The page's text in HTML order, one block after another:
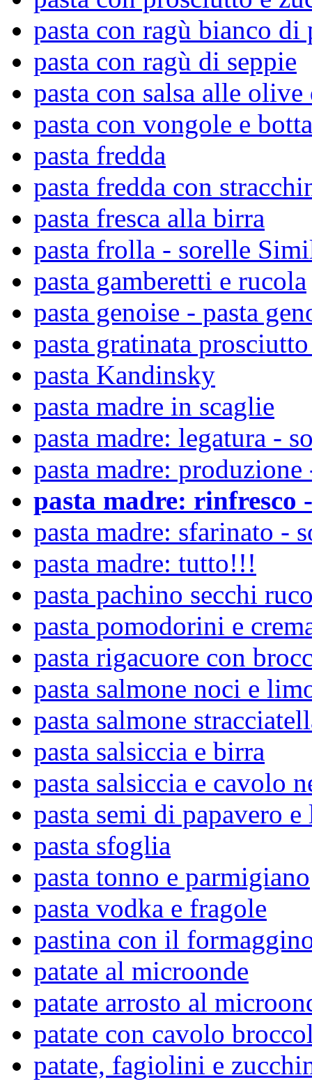
pasta con ragù bianco di
pasta con ragù di seppie
pasta con salsa alle
pasta con vongole e
pasta fredda
pasta fredda con
pasta fresca alla birra
pasta frolla - sorelle
pasta gamberetti e rucola
pasta genoise - pasta
pasta gratinata
pasta Kandinsky
pasta madre in scaglie
pasta madre: legatura -
pasta madre:
pasta madre: rinfresco
pasta madre: sfarinato -
pasta madre: tutto!!!
pasta pachino secchi
pasta pomodorini e
pasta rigacuore con
pasta salmone noci e
pasta salmone
pasta salsiccia e birra
pasta salsiccia e cavolo
pasta semi di papavero
pasta sfoglia
pasta tonno e parmigiano
pasta vodka e fragole
pastina con il
patate al microonde
patate arrosto al
patate con cavolo
patate, fagiolini e